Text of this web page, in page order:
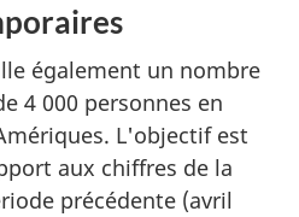
également un nombre
4 000 personnes en
L'objectif est
aux chiffres de la
précédente (avril